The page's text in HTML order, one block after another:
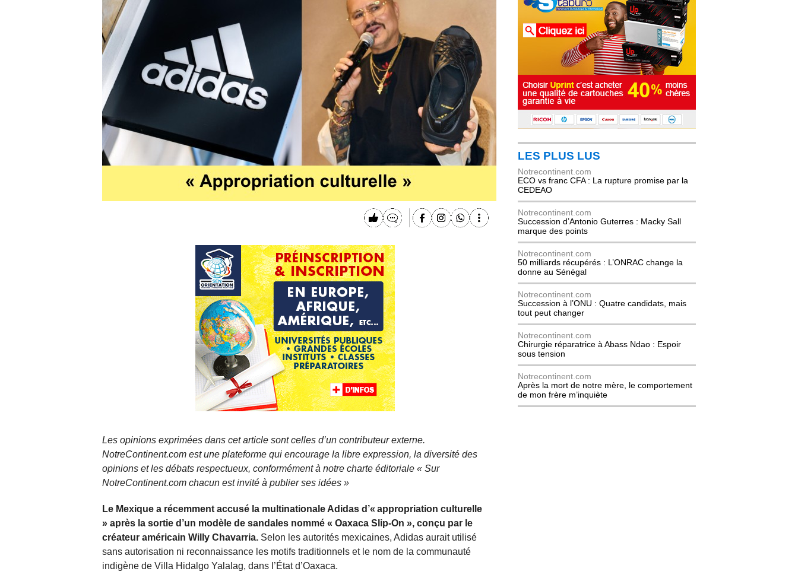
Les opinions exprimées dans cet article sont celles d’un contributeur externe.
NotreContinent.com est une plateforme qui encourage la libre expression, la diversité des
opinions et les débats respectueux, conformément à notre charte éditoriale « Sur
NotreContinent.com chacun est invité à publier ses idées »
Le Mexique a récemment accusé la multinationale Adidas d’« appropriation culturelle
» après la sortie d’un modèle de sandales nommé « Oaxaca Slip-On », conçu par le
créateur américain Willy Chavarria. Selon les autorités mexicaines, Adidas aurait utilisé
sans autorisation ni reconnaissance les motifs traditionnels et le nom de la communauté
indigène de Villa Hidalgo Yalalag, dans l’État d’Oaxaca.
LES PLUS LUS
Notrecontinent.com
ECO vs franc CFA : La rupture promise par la
CEDEAO
Notrecontinent.com
Succession d’Antonio Guterres : Macky Sall
marque des points
Notrecontinent.com
50 milliards récupérés : L’ONRAC change la
donne au Sénégal
Notrecontinent.com
Succession à l’ONU : Quatre candidats, mais
tout peut changer
Notrecontinent.com
Chirurgie réparatrice à Abass Ndao : Espoir
sous tension
Notrecontinent.com
Après la mort de notre mère, le comportement
de mon frère m’inquiète